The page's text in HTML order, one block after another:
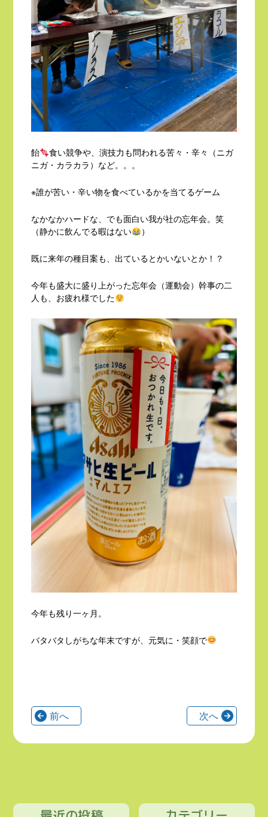
飴
食い競争や、演技力も問われる苦々・辛々（ニガ
ニガ・カラカラ）など。。。
※誰が苦い・辛い物を食べているかを当てるゲーム
なかなかハードな、でも面白い我が社の忘年会。笑
（静かに飲んでる暇はない
）
既に来年の種目案も、出ているとかいないとか！？
今年も盛大に盛り上がった忘年会（運動会）幹事の二
人も、お疲れ様でした
今年も残り一ヶ月。
バタバタしがちな年末ですが、元気に・笑顔で
前へ 次へ